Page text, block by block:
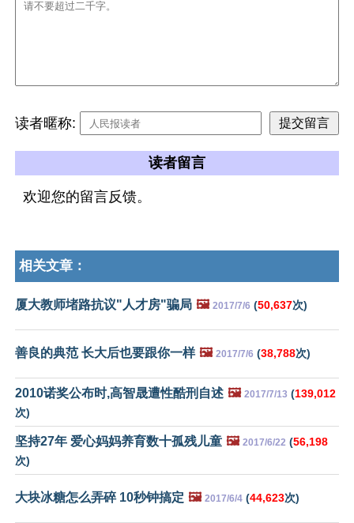
读者暱称:
读者留言
欢迎您的留言反馈。
相关文章：
厦大教师堵路抗议"人才房"骗局 🖼️ 2017/7/6 (50,637次)
善良的典范 长大后也要跟你一样 🖼️ 2017/7/6 (38,788次)
2010诺奖公布时,高智晟遭性酷刑自述 🖼️ 2017/7/13 (139,012
次)
坚持27年 爱心妈妈养育数十孤残儿童 🖼️ 2017/6/22 (56,198
次)
大块冰糖怎么弄碎 10秒钟搞定 🖼️ 2017/6/4 (44,623次)